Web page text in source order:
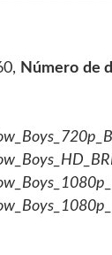
Número de